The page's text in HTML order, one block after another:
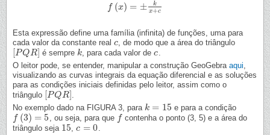
f (x) = ±
k
x+c
f( x)=± kx+c
Esta expressão define uma família (infinita) de funções, uma para
cada valor da constante real c
c, de modo que a área do triângulo
PQR]
PQR] é semprek
k, para cada valor dec
c.
O leitor pode, se entender, manipular a construção GeoGebra aqui,
visualizando as curvas integrais da equação diferencial e as soluções
para as condições iniciais definidas pelo leitor, assim como o
triângulo [PQR]
PQR]
.
No exemplo dado na FIGURA 3, para k = 15
k=15 e para a condição
f (3) = 5
f( 3)= 5 , ou seja, para que f
f contenha o ponto (3, 5) e a área do
triângulo seja 15
15 ,c = 0
c =0
.